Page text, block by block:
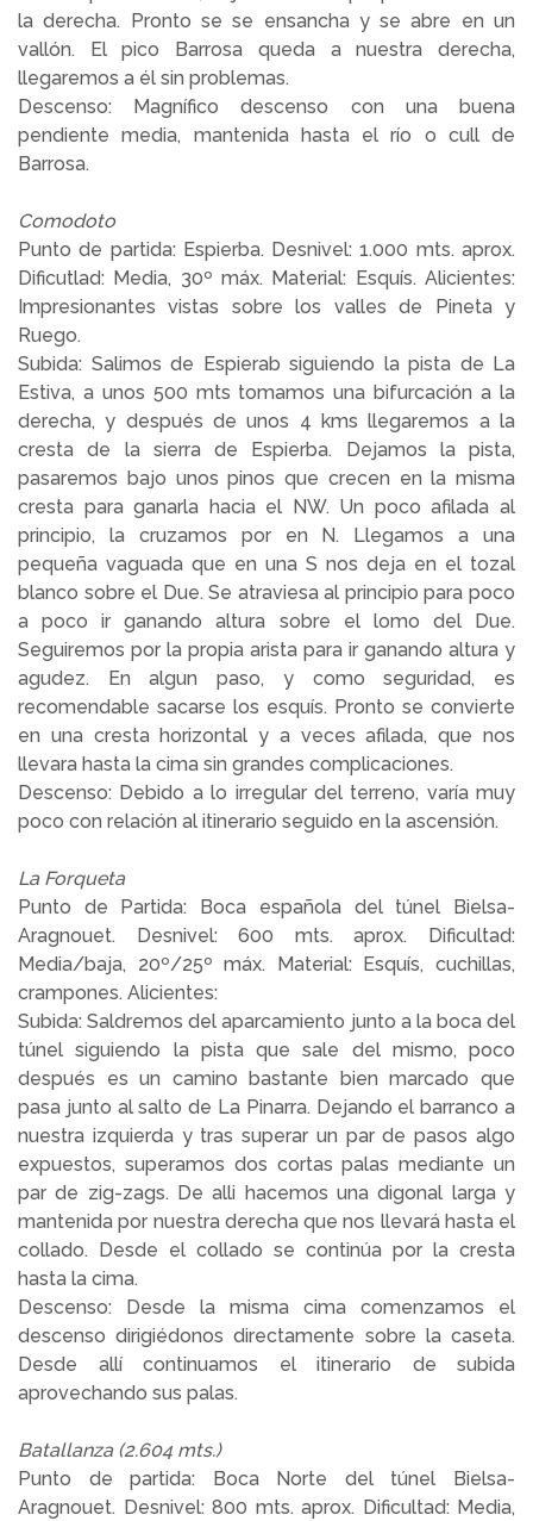
la derecha. Pronto se se ensancha y se abre en un
vallón. El pico Barrosa queda a nuestra derecha,
llegaremos a él sin problemas.
Descenso: Magnífico descenso con una buena
pendiente media, mantenida hasta el río o cull de
Barrosa.
Comodoto
Punto de partida: Espierba. Desnivel: 1.000 mts. aprox.
Dificutlad: Media, 30º máx. Material: Esquís. Alicientes:
Impresionantes vistas sobre los valles de Pineta y
Ruego.
Subida: Salimos de Espierab siguiendo la pista de La
Estiva, a unos 500 mts tomamos una bifurcación a la
derecha, y después de unos 4 kms llegaremos a la
cresta de la sierra de Espierba. Dejamos la pista,
pasaremos bajo unos pinos que crecen en la misma
cresta para ganarla hacia el NW. Un poco afilada al
principio, la cruzamos por en N. Llegamos a una
pequeña vaguada que en una S nos deja en el tozal
blanco sobre el Due. Se atraviesa al principio para poco
a poco ir ganando altura sobre el lomo del Due.
Seguiremos por la propia arista para ir ganando altura y
agudez. En algun paso, y como seguridad, es
recomendable sacarse los esquís. Pronto se convierte
en una cresta horizontal y a veces afilada, que nos
llevara hasta la cima sin grandes complicaciones.
Descenso: Debido a lo irregular del terreno, varía muy
poco con relación al itinerario seguido en la ascensión.
La Forqueta
Punto de Partida: Boca española del túnel Bielsa-
Aragnouet. Desnivel: 600 mts. aprox. Dificultad:
Media/baja, 20º/25º máx. Material: Esquís, cuchillas,
crampones. Alicientes:
Subida: Saldremos del aparcamiento junto a la boca del
túnel siguiendo la pista que sale del mismo, poco
después es un camino bastante bien marcado que
pasa junto al salto de La Pinarra. Dejando el barranco a
nuestra izquierda y tras superar un par de pasos algo
expuestos, superamos dos cortas palas mediante un
par de zig-zags. De alli hacemos una digonal larga y
mantenida por nuestra derecha que nos llevará hasta el
collado. Desde el collado se continúa por la cresta
hasta la cima.
Descenso: Desde la misma cima comenzamos el
descenso dirigiédonos directamente sobre la caseta.
Desde allí continuamos el itinerario de subida
aprovechando sus palas.
Batallanza (2.604 mts.)
Punto de partida: Boca Norte del túnel Bielsa-
Aragnouet. Desnivel: 800 mts. aprox. Dificultad: Media,